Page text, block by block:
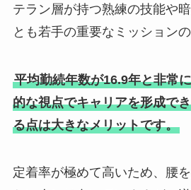
テラン層が持つ熟練の技能や
とも若手の重要なミッションの
平均勤続年数が16.9年と非常
的な視点でキャリアを形成で
る点は大きなメリットです。
定着率が極めて高いため、腰